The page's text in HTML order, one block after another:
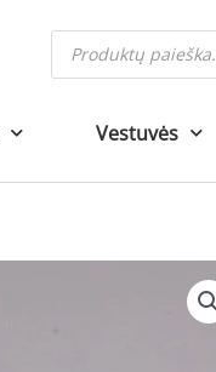
Products
search
Vestuvės